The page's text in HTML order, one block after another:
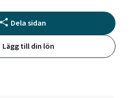
Dela sidan
Lägg till din lön